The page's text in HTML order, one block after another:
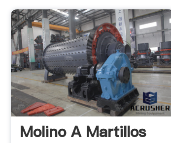
Molino A Martillos